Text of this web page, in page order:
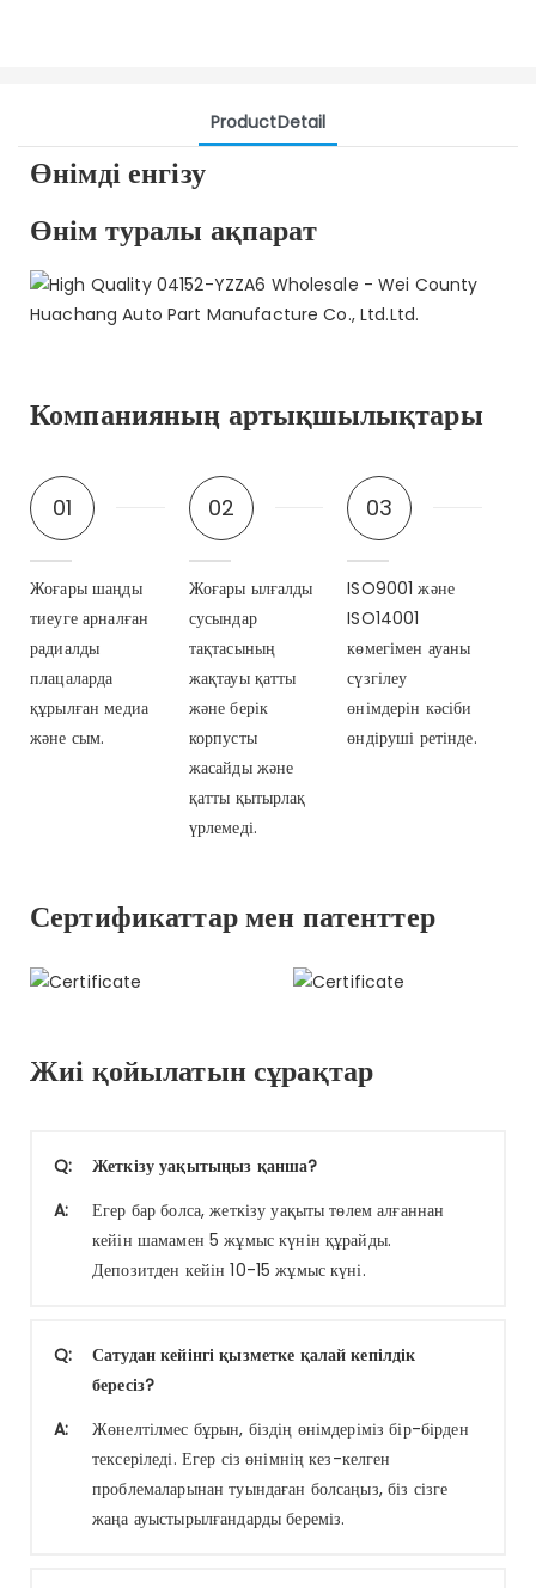
ProductDetail
Өнімді енгізу
Өнім туралы ақпарат
Компанияның артықшылықтары
01
Жоғары шаңды
тиеуге арналған
радиалды
плацаларда
құрылған медиа
және сым.
02
Жоғары ылғалды
сусындар
тақтасының
жақтауы қатты
және берік
корпусты
жасайды және
қатты қытырлақ
үрлемеді.
03
ISO9001 және
ISO14001
көмегімен ауаны
сүзгілеу
өнімдерін кәсіби
өндіруші ретінде.
Сертификаттар мен патенттер
Жиі қойылатын сұрақтар
Q:
Жеткізу уақытыңыз қанша?
A:
Егер бар болса, жеткізу уақыты төлем алғаннан
кейін шамамен 5 жұмыс күнін құрайды.
Депозитден кейін 10-15 жұмыс күні.
Q:
Сатудан кейінгі қызметке қалай кепілдік
бересіз?
A:
Жөнелтілмес бұрын, біздің өнімдеріміз бір-бірден
тексеріледі. Егер сіз өнімнің кез-келген
проблемаларынан туындаған болсаңыз, біз сізге
жаңа ауыстырылғандарды береміз.